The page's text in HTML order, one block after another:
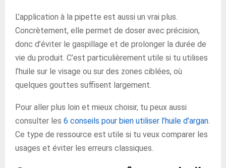
L’application à la pipette est aussi un vrai plus.
Concrètement, elle permet de doser avec précision,
donc d’éviter le gaspillage et de prolonger la durée de
vie du produit. C’est particulièrement utile si tu utilises
l’huile sur le visage ou sur des zones ciblées, où
quelques gouttes suffisent largement.
Pour aller plus loin et mieux choisir, tu peux aussi
consulter les 6 conseils pour bien utiliser l’huile d’argan.
Ce type de ressource est utile si tu veux comparer les
usages et éviter les erreurs classiques.